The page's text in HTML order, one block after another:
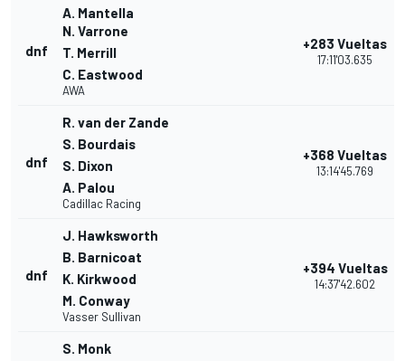
dnf
A. Mantella
N. Varrone
T. Merrill
C. Eastwood
AWA
+283 Vueltas
17:11'03.635
dnf
R. van der Zande
S. Bourdais
S. Dixon
A. Palou
Cadillac Racing
+368 Vueltas
13:14'45.769
dnf
J. Hawksworth
B. Barnicoat
K. Kirkwood
M. Conway
Vasser Sullivan
+394 Vueltas
14:37'42.602
S. Monk